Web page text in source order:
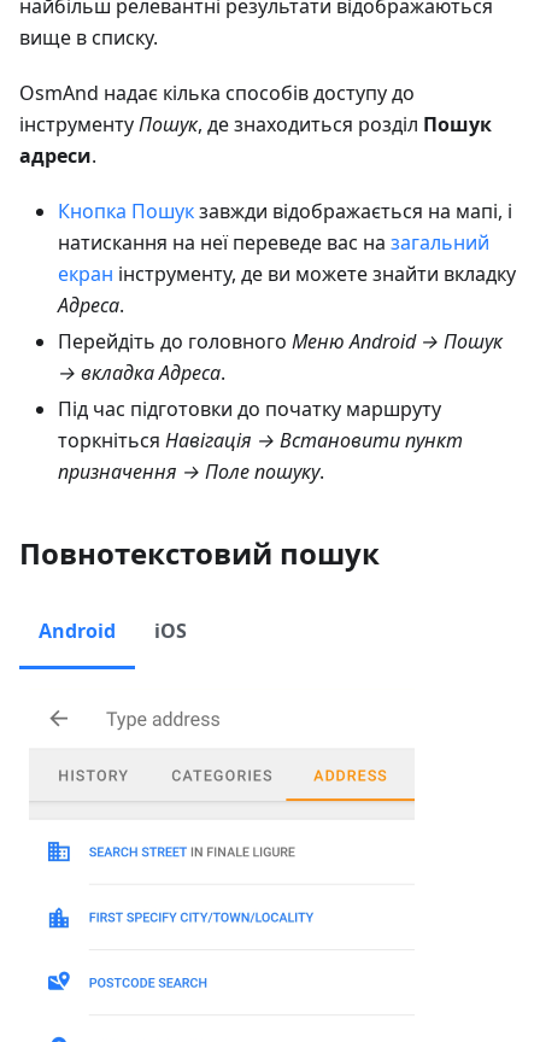
найбільш релевантні результати відображаються
вище в списку.
OsmAnd надає кілька способів доступу до
інструментуПошук, де знаходиться розділ Пошук
адреси.
Кнопка Пошукзавжди відображається на мапі, і
натискання на неї переведе вас на загальний
екран інструменту, де ви можете знайти вкладку
Адреса.
Перейдіть до головного Меню Android → Пошук
→ вкладка Адреса.
Під час підготовки до початку маршруту
торкніться Навігація → Встановити пункт
призначення → Поле пошуку.
Повнотекстовий пошук
Android iOS